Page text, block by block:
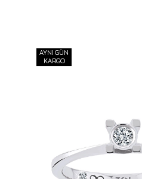
AYNI GÜN
KARGO